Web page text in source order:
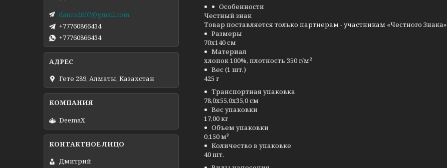
Особенности
Честный знак
Товар поставляется только партнерам - участникам «Честного Знака»
Размеры
70х140 см
Материал
хлопок 100%, плотность 350 г/м²
Вес (1 шт.)
425 г
Транспортная упаковка
78,0x55,0x35,0 см
Вес упаковки
17,00 кг
Объем упаковки
0,150 м³
Количество в упаковке
40 шт.
danco2007@gmail.com
+77760866434
+77760866434
Гете 289, Алматы, Казахстан
DeemaX
Дмитрий